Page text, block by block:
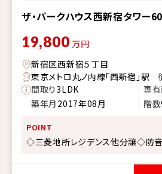
ザ・パークハウス西新宿タワー60
19,800 万円
新宿区西新宿５丁目
東京メトロ丸ノ内線「西新宿」駅
間取り3LDK 専
築年月 2017年08月 階数
POINT
◇三菱地所レジデンス他分譲◇防